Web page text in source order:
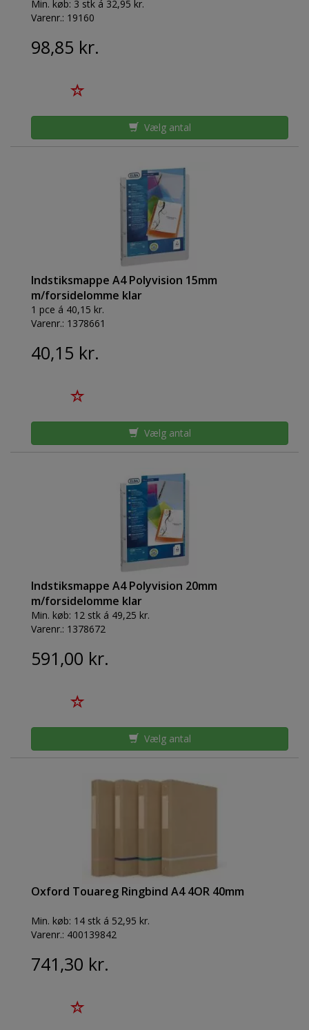
Min. køb: 3 stk á 32,95 kr.
Varenr.: 19160
98,85 kr.
Vælg antal
Indstiksmappe A4 Polyvision 15mm
m/forsidelomme klar
1 pce á 40,15 kr.
Varenr.: 1378661
40,15 kr.
Vælg antal
Indstiksmappe A4 Polyvision 20mm
m/forsidelomme klar
Min. køb: 12 stk á 49,25 kr.
Varenr.: 1378672
591,00 kr.
Vælg antal
Oxford Touareg Ringbind A4 4OR 40mm
Min. køb: 14 stk á 52,95 kr.
Varenr.: 400139842
741,30 kr.